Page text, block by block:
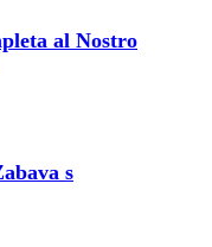
al Nostro
s